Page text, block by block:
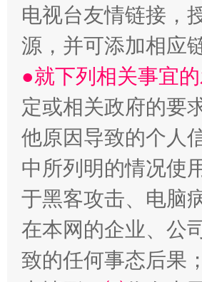
巳巳如意，开工大吉！
电视台友情链接，
源，并可添加相应
●就下列相关事宜
定或相关政府的要
他原因导致的个人
中所列明的情况使
于黑客攻击、电脑
在本网的企业、公
致的任何事态后果；